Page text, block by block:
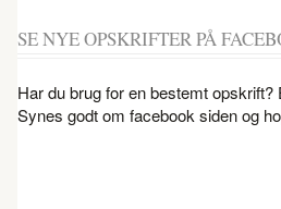
SE NYE OPSKRIFTER PÅ
Har du brug for en bestemt
Synes godt om facebook siden og